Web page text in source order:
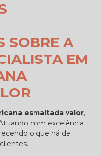
SOBRE A
EM
esmaltada valor,
com excelência
o que há de